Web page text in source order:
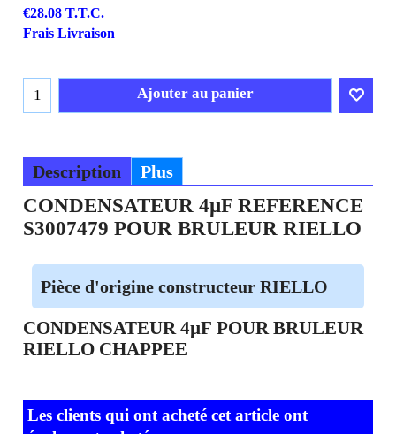
€28.08 T.T.C.
Frais Livraison
Ajouter au panier
Description Plus
CONDENSATEUR 4µF REFERENCE
S3007479 POUR BRULEUR RIELLO
Pièce d'origine constructeur RIELLO
CONDENSATEUR 4µF POUR BRULEUR
RIELLO CHAPPEE
Les clients qui ont acheté cet article ont